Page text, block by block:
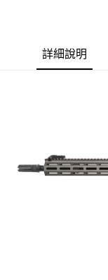
客戶支援中心」https://
３．未成年的使用者請
「AFTEE先享後付」，
４．使用「AFTEE先享
時審查核予不同之上限
貨到付款-黑貓
詳細說明